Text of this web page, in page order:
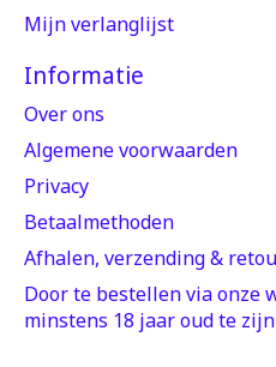
Mijn verlanglijst
Informatie
Over ons
Algemene voorwaarden
Privacy
Betaalmethoden
Afhalen, verzending &
Door te bestellen via onze
minstens 18 jaar oud te zijn